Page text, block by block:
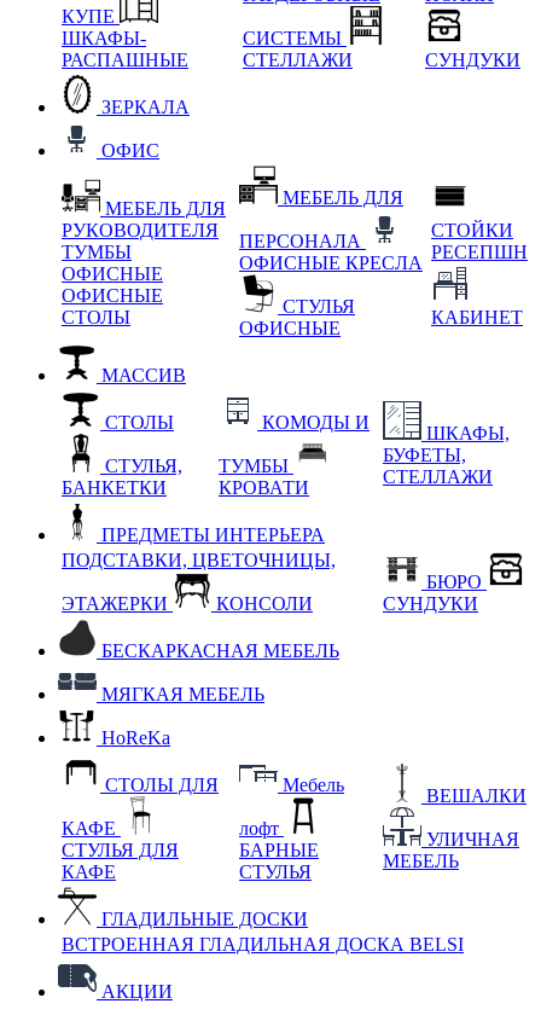
КУПЕ
ШКАФЫ-
РАСПАШНЫЕ
СИСТЕМЫ
СТЕЛЛАЖИ
СУНДУКИ
ЗЕРКАЛА
ОФИС
МЕБЕЛЬ ДЛЯ
РУКОВОДИТЕЛЯ
ТУМБЫ
ОФИСНЫЕ
ОФИСНЫЕ
СТОЛЫ
МЕБЕЛЬ ДЛЯ
ПЕРСОНАЛА
ОФИСНЫЕ КРЕСЛА
СТУЛЬЯ
ОФИСНЫЕ
СТОЙКИ
РЕСЕПШН
КАБИНЕТ
МАССИВ
СТОЛЫ
СТУЛЬЯ,
БАНКЕТКИ
КОМОДЫ И
ТУМБЫ
КРОВАТИ
ШКАФЫ,
БУФЕТЫ,
СТЕЛЛАЖИ
ПРЕДМЕТЫ ИНТЕРЬЕРА
ПОДСТАВКИ, ЦВЕТОЧНИЦЫ,
ЭТАЖЕРКИ КОНСОЛИ
БЮРО
СУНДУКИ
БЕСКАРКАСНАЯ МЕБЕЛЬ
МЯГКАЯ МЕБЕЛЬ
HoReKa
СТОЛЫ ДЛЯ
КАФЕ
СТУЛЬЯ ДЛЯ
КАФЕ
Мебель
лофт
БАРНЫЕ
СТУЛЬЯ
ВЕШАЛКИ
УЛИЧНАЯ
МЕБЕЛЬ
ГЛАДИЛЬНЫЕ ДОСКИ
ВСТРОЕННАЯ ГЛАДИЛЬНАЯ ДОСКА BELSI
АКЦИИ